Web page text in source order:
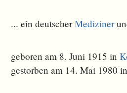
... ein deutscherMediziner
geboren am 8. Juni 1915 in
gestorben am 14. Mai 1980